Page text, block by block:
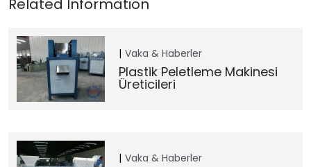
Vaka & Haberler
Plastik Peletleme Makinesi
Üreticileri
Vaka & Haberler